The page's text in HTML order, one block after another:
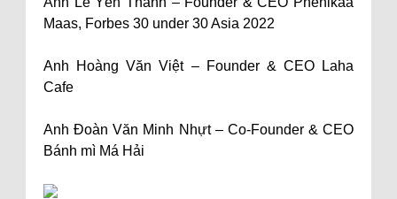
Maas, Forbes 30 under 30 Asia 2022
Anh Hoàng Văn Việt – Founder & CEO Laha
Cafe
Anh Đoàn Văn Minh Nhựt – Co-Founder & CEO
Bánh mì Má Hải